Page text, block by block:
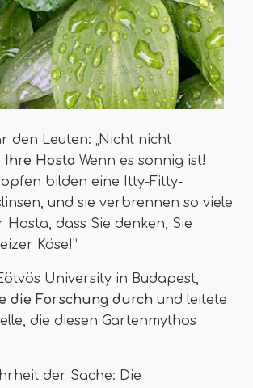
den Leuten: „Nicht nicht
Ihre Hosta Wenn es sonnig ist!
bilden eine Itty-Fitty-
und sie verbrennen so viele
Hosta, dass Sie denken, Sie
Käse!”
University in Budapest,
die Forschung durch und leitete
die diesen Gartenmythos
der Sache: Die